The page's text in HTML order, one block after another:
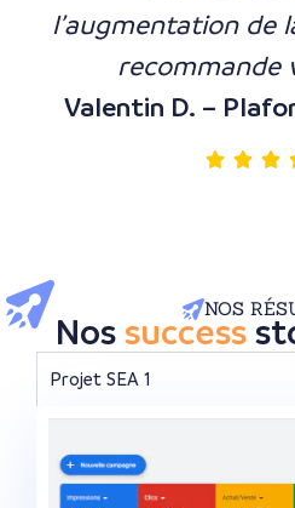
l’augmentation de
recommande
Valentin D. –
NOS
Nos success
Projet SEA 1